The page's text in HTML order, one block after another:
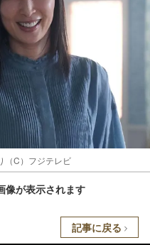
（C）フジテレビ
像が表示されます
記事に戻る